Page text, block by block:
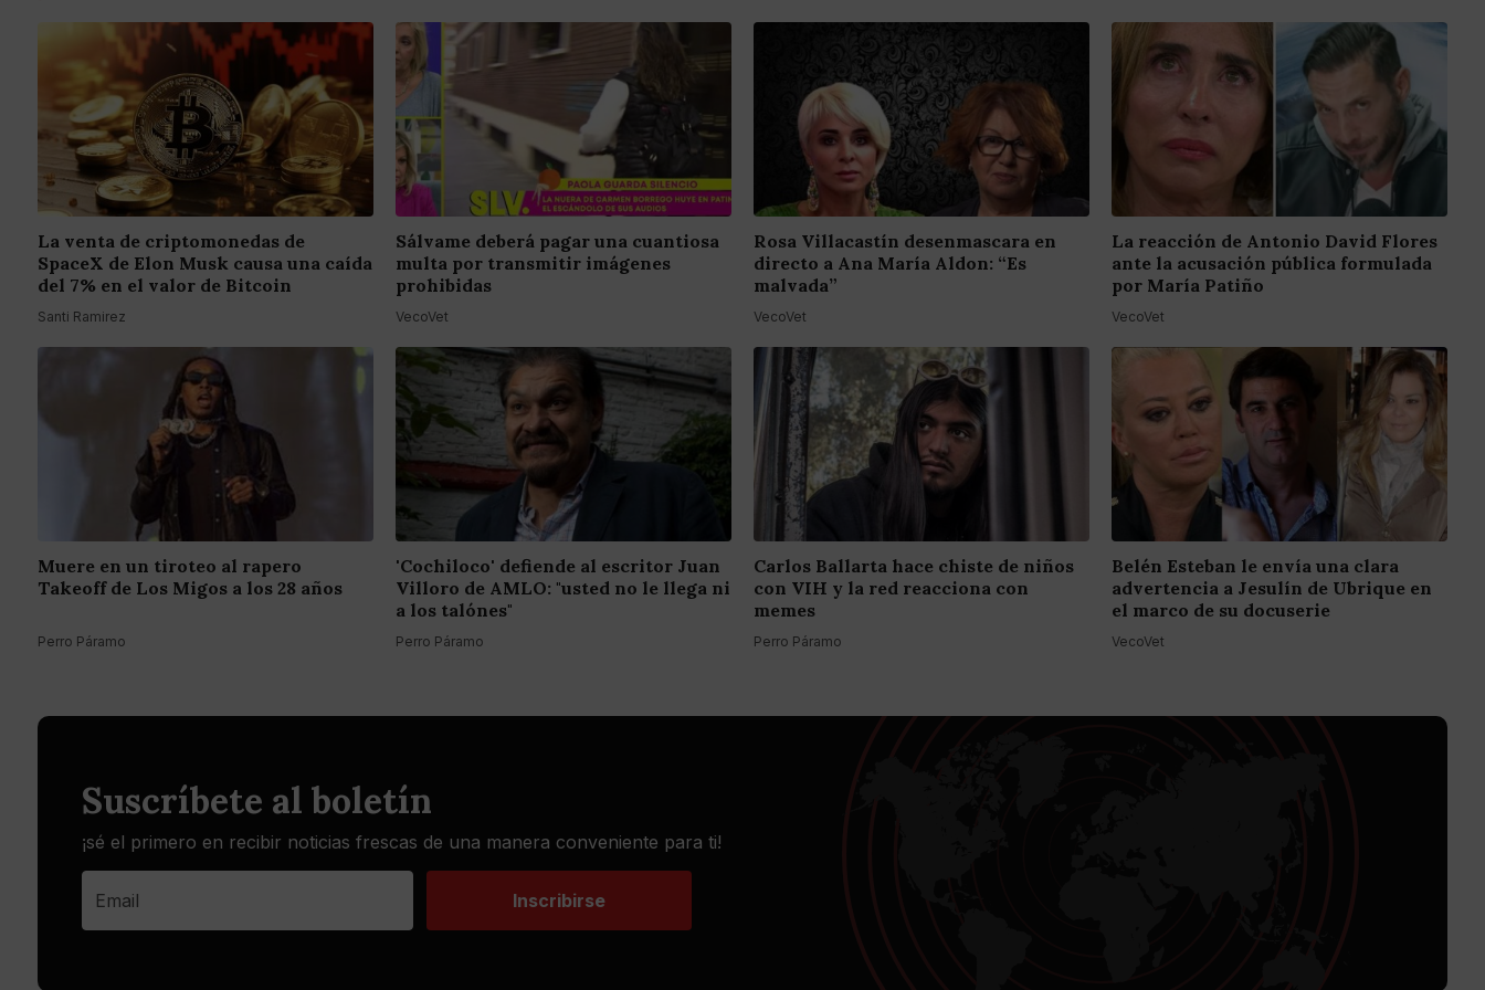
La venta de criptomonedas de
SpaceX de Elon Musk causa una caída
del 7% en el valor de Bitcoin
Santi Ramirez
Sálvame deberá pagar una cuantiosa
multa por transmitir imágenes
prohibidas
VecoVet
Rosa Villacastín desenmascara en
directo a Ana María Aldon: “Es
malvada”
VecoVet
La reacción de Antonio David Flores
ante la acusación pública formulada
por María Patiño
VecoVet
Muere en un tiroteo al rapero
Takeoff de Los Migos a los 28 años
Perro Páramo
'Cochiloco' defiende al escritor Juan
Villoro de AMLO: "usted no le llega ni
a los talónes"
Perro Páramo
Carlos Ballarta hace chiste de niños
con VIH y la red reacciona con
memes
Perro Páramo
Belén Esteban le envía una clara
advertencia a Jesulín de Ubrique en
el marco de su docuserie
VecoVet
Suscríbete al boletín
¡sé el primero en recibir noticias frescas de una manera conveniente para ti!
Inscribirse